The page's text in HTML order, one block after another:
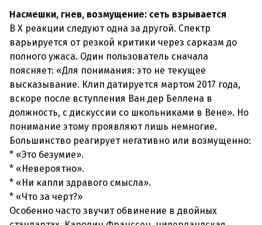
Насмешки, гнев, возмущение: сеть взрывается
В X реакции следуют одна за другой. Спектр
варьируется от резкой критики через сарказм до
полного ужаса. Один пользователь сначала
поясняет: «Для понимания: это не текущее
высказывание. Клип датируется мартом 2017 года,
вскоре после вступления Ван дер Беллена в
должность, с дискуссии со школьниками в Вене». Но
понимание этому проявляют лишь немногие.
Большинство реагирует негативно или возмущенно:
* «Это безумие».
* «Невероятно».
* «Ни капли здравого смысла».
* «Что за черт?»
Особенно часто звучит обвинение в двойных